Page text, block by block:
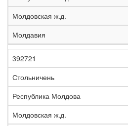
Молдовская ж.д.
Молдавия
392721
Стольничень
Республика Молдова
Молдовская ж.д.